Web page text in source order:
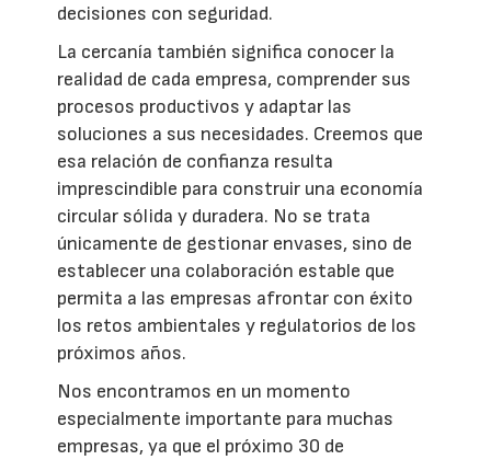
decisiones con seguridad.
La cercanía también significa conocer la
realidad de cada empresa, comprender sus
procesos productivos y adaptar las
soluciones a sus necesidades. Creemos que
esa relación de confianza resulta
imprescindible para construir una economía
circular sólida y duradera. No se trata
únicamente de gestionar envases, sino de
establecer una colaboración estable que
permita a las empresas afrontar con éxito
los retos ambientales y regulatorios de los
próximos años.
Nos encontramos en un momento
especialmente importante para muchas
empresas, ya que el próximo 30 de